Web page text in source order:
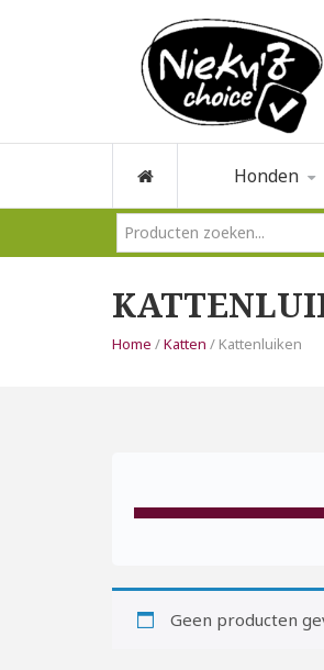
Honden
Home /Katten / Kattenluiken
Geen producten